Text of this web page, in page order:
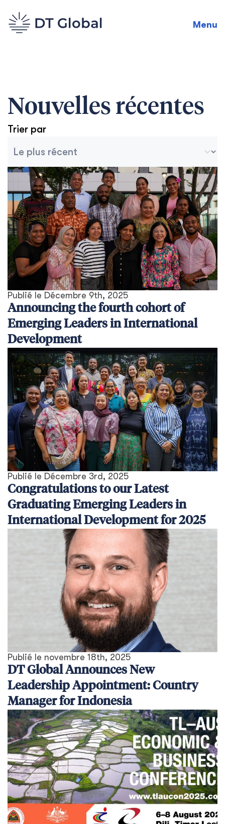
Menu
Nouvelles récentes
Trier par
Publié le Décembre 9th, 2025
Announcing the fourth cohort of
Emerging Leaders in International
Development
Publié le Décembre 3rd, 2025
Congratulations to our Latest
Graduating Emerging Leaders in
International Development for 2025
Publié le novembre 18th, 2025
DT Global Announces New
Leadership Appointment: Country
Manager for Indonesia